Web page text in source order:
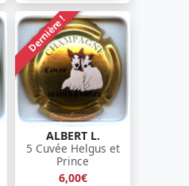
Dernière !
ALBERT L.
5 Cuvée Helgus et
Prince
6,00€